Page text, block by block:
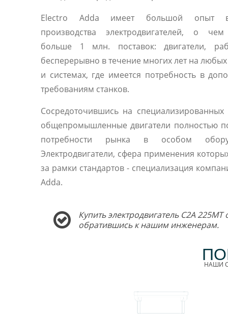
Electro Adda имеет большой опыт
производства электродвигателей, о
больше 1 млн. поставок: двигатели,
бесперерывно в течение многих лет на
и системах, где имеется потребность в
требованиям станков.
Сосредоточившись на специализированных
общепромышленные двигатели полностью
потребности рынка в особом
Электродвигатели, сфера применения
за рамки стандартов - специализация
Adda.
Купить электродвигатель C2A
обратившись к нашим инженерам.
НАШИ